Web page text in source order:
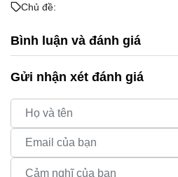
Chủ đề:
Bình luận và đánh giá
Gửi nhận xét đánh giá